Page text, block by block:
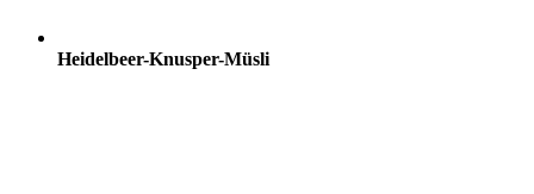
Heidelbeer-Knusper-Müsli